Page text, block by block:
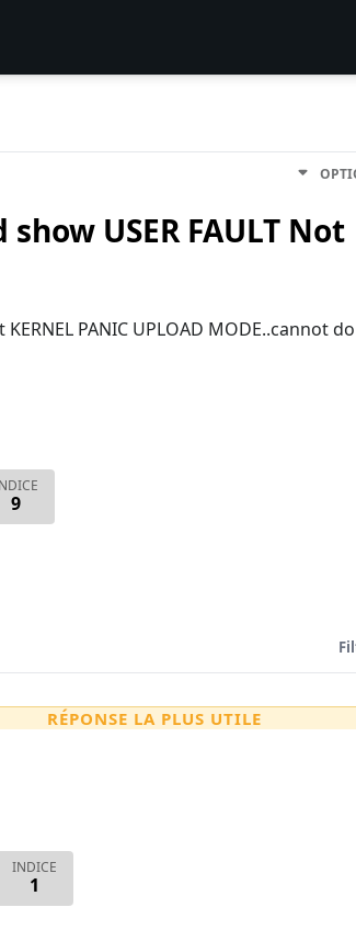
USER FAULT Not
PANIC UPLOAD MODE..cannot do
9
RÉPONSE LA PLUS UTILE
INDICE
1